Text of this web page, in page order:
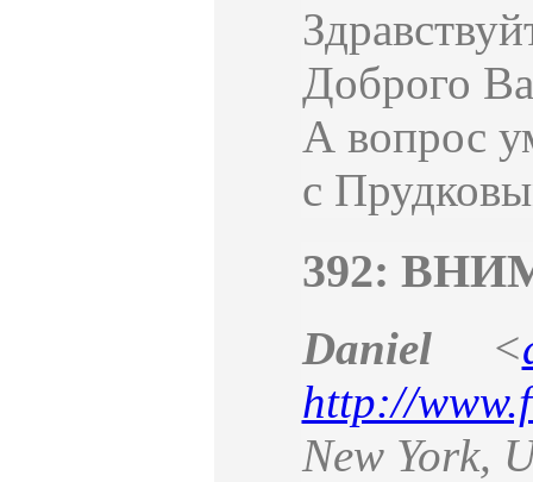
Доброго
А вопрос
с
392:
Daniel <
http://
New York,